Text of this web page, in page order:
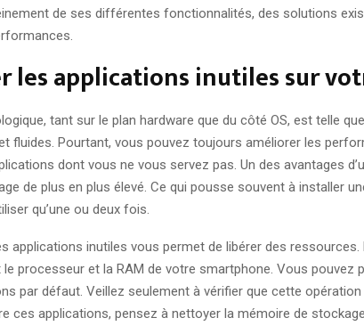
de ses différentes fonctionnalités, des solutions
les applications inutiles sur
tant sur le plan hardware que du côté OS, est telle
fluides. Pourtant, vous pouvez toujours améliorer les
dont vous ne vous servez pas. Un des avantages
de plus en plus élevé. Ce qui pousse souvent à installer
qu’une ou deux fois.
applications inutiles vous permet de libérer des
processeur et la RAM de votre smartphone. Vous pouvez
par défaut. Veillez seulement à vérifier que cette
ces applications, pensez à nettoyer la mémoire de